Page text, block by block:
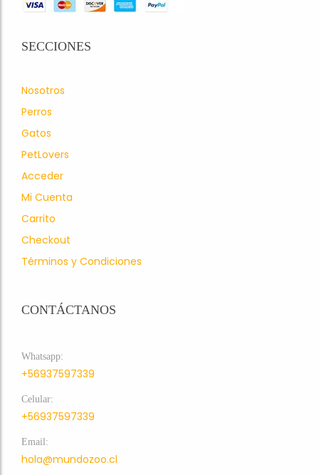
SECCIONES
Nosotros
Perros
Gatos
PetLovers
Acceder
Mi Cuenta
Carrito
Checkout
Términos y Condiciones
CONTÁCTANOS
Whatsapp:
+56937597339
Celular:
+56937597339
Email:
hola@mundozoo.cl